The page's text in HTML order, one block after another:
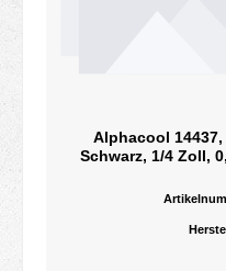
Alphacool
Schwarz, 1/4 Zoll,